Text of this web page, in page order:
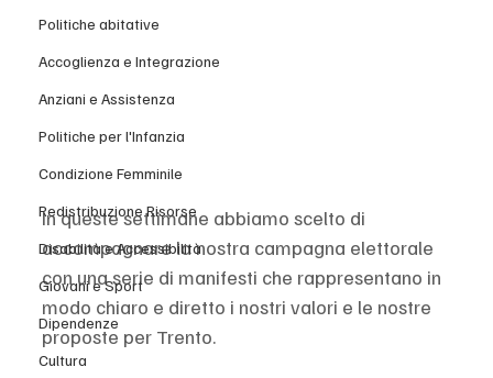
Politiche abitative
Accoglienza e Integrazione
Anziani e Assistenza
Politiche per l'Infanzia
Condizione Femminile
Redistribuzione Risorse
Disabilità e Accessibilità
Giovani e Sport
Dipendenze
Cultura
In queste settimane abbiamo scelto di
accompagnare la nostra campagna elettorale
con una serie di manifesti che rappresentano in
modo chiaro e diretto i nostri valori e le nostre
proposte per Trento.